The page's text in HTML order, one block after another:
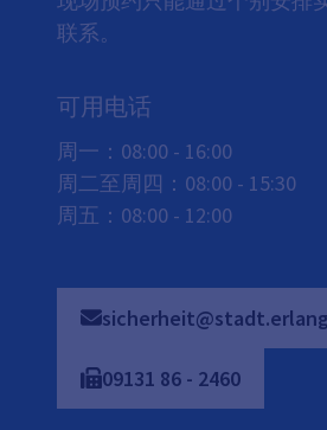
联系。
可用电话
周一：08:00 - 16:00
周二至周四：08:00 - 15:30
周五：08:00 - 12:00
09131 86 - 2460